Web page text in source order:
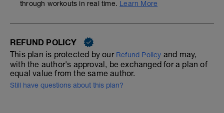
through workouts in real time. Learn More
REFUND POLICY
This plan is protected by our Refund Policy and may,
with the author's approval, be exchanged for a plan of
equal value from the same author.
Still have questions about this plan?